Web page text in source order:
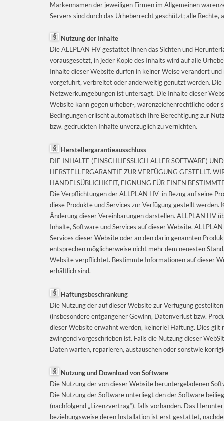
Markennamen der jeweiligen Firmen im Allgemeinen
Servers sind durch das Urheberrecht geschützt; alle Rechte,
Nutzung der Inhalte
Die ALLPLAN HV gestattet Ihnen das Sichten und
vorausgesetzt, in jeder Kopie des Inhalts wird auf alle
Inhalte dieser Website dürfen in keiner Weise verändert
vorgeführt, verbreitet oder anderweitig genutzt werden.
Netzwerkumgebungen ist untersagt. Die Inhalte dieser
Website kann gegen urheber-, warenzeichenrechtliche oder
Bedingungen erlischt automatisch Ihre Berechtigung zur
bzw. gedruckten Inhalte unverzüglich zu vernichten.
Herstellergarantieausschluss
DIE INHALTE (EINSCHLIESSLICH ALLER SOFTWARE)
HERSTELLERGARANTIE ZUR VERFÜGUNG GESTELLT.
HANDELSÜBLICHKEIT, EIGNUNG FÜR EINEN
Die Verpflichtungen der ALLPLAN HV in Bezug auf seine
diese Produkte und Services zur Verfügung gestellt
Änderung dieser Vereinbarungen darstellen. ALLPLAN HV
Inhalte, Software und Services auf dieser Website.
Services dieser Website oder an den darin genannten
entsprechen möglicherweise nicht mehr dem neuesten
Website verpflichtet. Bestimmte Informationen auf dieser
erhältlich sind.
Haftungsbeschränkung
Die Nutzung der auf dieser Website zur Verfügung
(insbesondere entgangener Gewinn, Datenverlust bzw.
dieser Website erwähnt werden, keinerlei Haftung. Dies gilt
zwingend vorgeschrieben ist. Falls die Nutzung dieser
Daten warten, reparieren, austauschen oder sonstwie
Nutzung und Download von Software
Die Nutzung der von dieser Website heruntergeladenen
Die Nutzung der Software unterliegt den der Software
(nachfolgend „Lizenzvertrag“), falls vorhanden. Das
beziehungsweise deren Installation ist erst gestattet,